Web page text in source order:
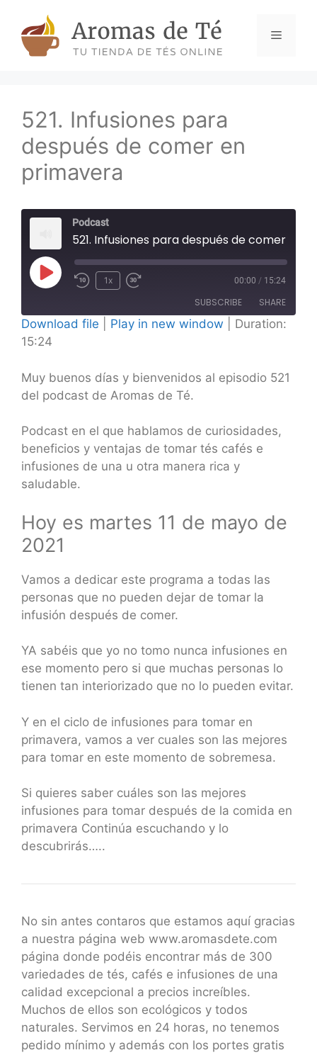
content
Menu
521. Infusiones para
después de comer en
primavera
Podcast
Play
1x 00:00 / 15:24
SUBSCRIBE SHARE
SHARE
LINK
EMBED
Download file Play in new window
Duration:
15:24
Muy buenos días y bienvenidos al episodio 521
del podcast de Aromas de Té.
Podcast en el que hablamos de curiosidades,
beneficios y ventajas de tomar tés cafés e
infusiones de una u otra manera rica y
saludable.
Hoy es martes 11 de mayo de
2021
Vamos a dedicar este programa a todas las
personas que no pueden dejar de tomar la
infusión después de comer.
YA sabéis que yo no tomo nunca infusiones en
ese momento pero si que muchas personas lo
tienen tan interiorizado que no lo pueden evitar.
Y en el ciclo de infusiones para tomar en
primavera, vamos a ver cuales son las mejores
para tomar en este momento de sobremesa.
Si quieres saber cuáles son las mejores
infusiones para tomar después de la comida en
primavera Continúa escuchando y lo
descubrirás…..
No sin antes contaros que estamos aquí gracias
a nuestra página web www.aromasdete.com
página donde podéis encontrar más de 300
variedades de tés, cafés e infusiones de una
calidad excepcional a precios increíbles.
Muchos de ellos son ecológicos y todos
naturales. Servimos en 24 horas, no tenemos
pedido mínimo y además con los portes gratis